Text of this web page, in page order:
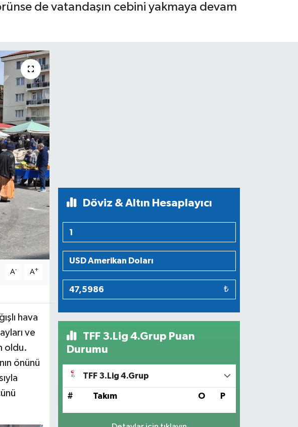
de vatandaşın cebini yakmaya devam
A- A+
hava
ve
oldu.
önünü
Döviz & Altın Hesaplayıcı
₺
TFF 3.Lig 4.Grup Puan
Durumu
TFF 3.Lig 4.Grup
# Takım O P